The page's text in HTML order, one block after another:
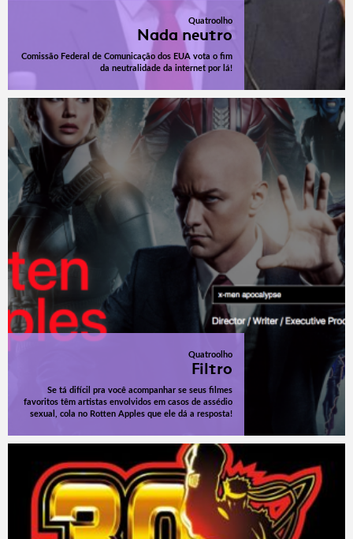
Quatroolho
Nada neutro
Comissão Federal de Comunicação dos EUA vota o fim
da neutralidade da internet por lá!
Quatroolho
Filtro
Se tá difícil pra você acompanhar se seus filmes
favoritos têm artistas envolvidos em casos de assédio
sexual, cola no Rotten Apples que ele dá a resposta!